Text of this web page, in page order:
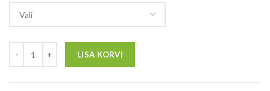
LISA KORVI